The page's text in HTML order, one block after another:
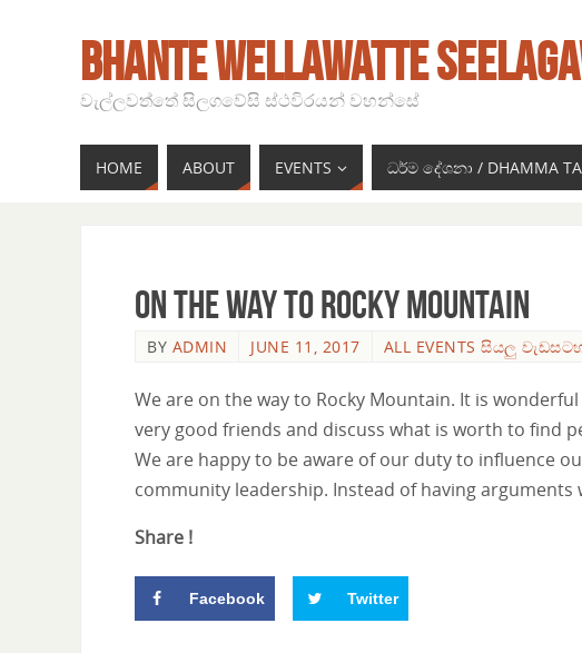
BHANTE WELLAWATTE
වැල්ලවත්තේ සිලගවේසි ස්ථවිරයන් වහන්සේ
HOME ABOUT EVENTS ධර්ම දේශනා / DHAMMA
On the way to Rocky Mountain
BY ADMIN JUNE 11, 2017 ALL EVENTS සියලු
We are on the way to Rocky Mountain. It is
very good friends and discuss what is worth to find
We are happy to be aware of our duty to influence
community leadership. Instead of having arguments
Share !
Facebook Twitter